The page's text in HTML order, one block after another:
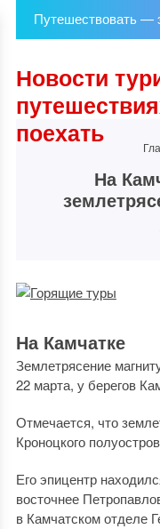
Путешествовать —
Новости
поехать
На
На Камчатке
Землетрясение
22 марта, у берегов
Отмечается, что
Кроноцкого
Его эпицентр
восточнее
в Камчатском отделе